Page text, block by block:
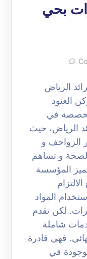
بحي
الرياض
ركن العنود
في
الرياض، حيث
الزواحف و
و تساهم
المؤسسة
المواد
لكن تقدم
شاملة
فهي قادرة
في